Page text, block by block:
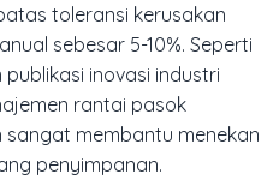
toleransi kerusakan
sebesar 5-10%. Seperti
inovasi industri
rantai pasok
membantu menekan
penyimpanan.